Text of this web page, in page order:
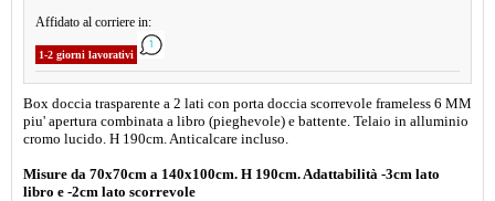
Affidato al corriere in:
1-2 giorni lavorativi
Box doccia trasparente a 2 lati con porta doccia scorrevole frameless 6 MM
piu' apertura combinata a libro (pieghevole) e battente. Telaio in alluminio
cromo lucido. H 190cm. Anticalcare incluso.
Misure da 70x70cm a 140x100cm. H 190cm. Adattabilità -3cm lato
libro e -2cm lato scorrevole